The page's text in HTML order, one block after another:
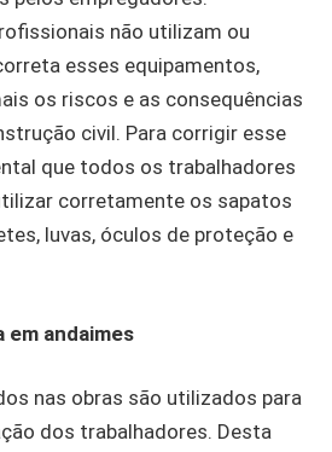
não utilizam ou
esses equipamentos,
os riscos e as consequências
civil. Para corrigir esse
que todos os trabalhadores
corretamente os sapatos
luvas, óculos de proteção e
em andaimes
nas obras são utilizados para
dos trabalhadores. Desta